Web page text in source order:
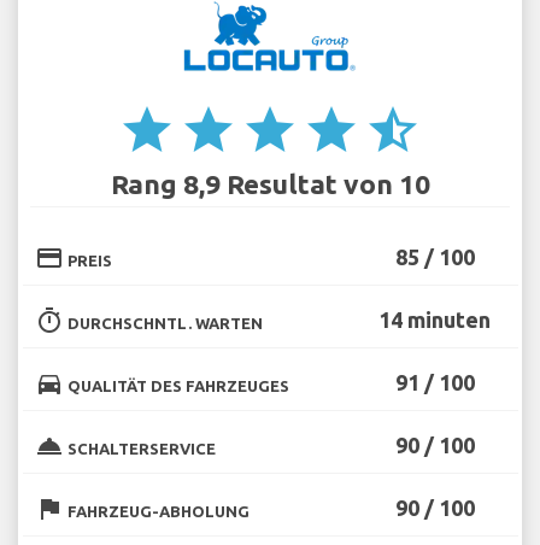
star star star star star_half
Rang 8,9 Resultat von 10
credit_card PREIS 85 / 100
timer DURCHSCHNTL. WARTEN 14 minuten
directions_car QUALITÄT DES FAHRZEUGES 91 / 100
room_service SCHALTERSERVICE 90 / 100
flag FAHRZEUG-ABHOLUNG 90 / 100